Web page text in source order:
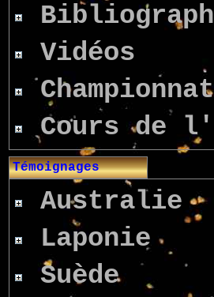
Vidéos
Cours de
Témoignages
Australie
Laponie
Suède